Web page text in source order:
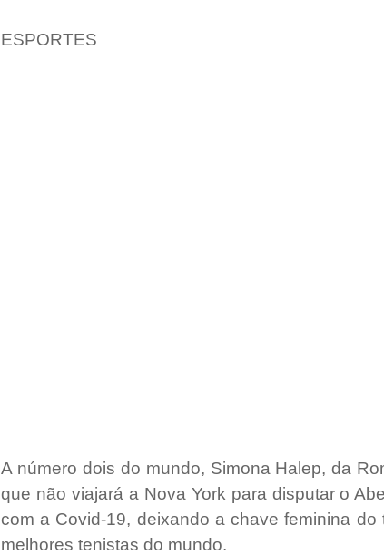
ESPORTES
A número dois do mundo, Simona Halep, da
que não viajará a Nova York para disputar o
com a Covid-19, deixando a chave feminina
melhores tenistas do mundo.